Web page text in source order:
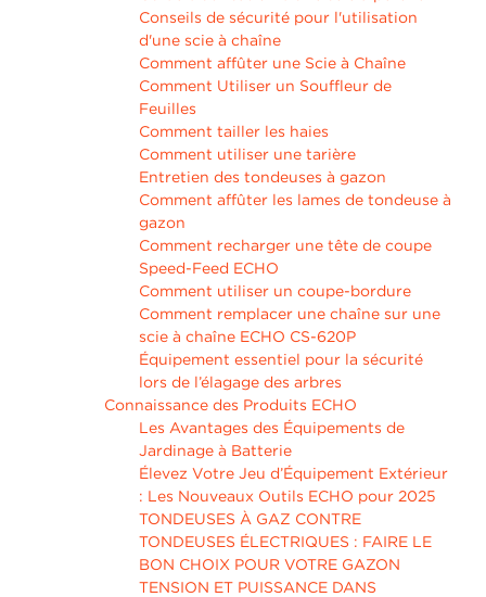
Conseils de sécurité pour l'utilisation
d'une scie à chaîne
Comment affûter une Scie à Chaîne
Comment Utiliser un Souffleur de
Feuilles
Comment tailler les haies
Comment utiliser une tarière
Entretien des tondeuses à gazon
Comment affûter les lames de tondeuse à
gazon
Comment recharger une tête de coupe
Speed-Feed ECHO
Comment utiliser un coupe-bordure
Comment remplacer une chaîne sur une
scie à chaîne ECHO CS-620P
Équipement essentiel pour la sécurité
lors de l’élagage des arbres
Connaissance des Produits ECHO
Les Avantages des Équipements de
Jardinage à Batterie
Élevez Votre Jeu d’Équipement Extérieur
: Les Nouveaux Outils ECHO pour 2025
TONDEUSES À GAZ CONTRE
TONDEUSES ÉLECTRIQUES : FAIRE LE
BON CHOIX POUR VOTRE GAZON
TENSION ET PUISSANCE DANS